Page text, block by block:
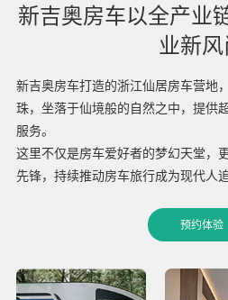
新吉奥房车以全产业
业新风
新吉奥房车打造的浙江仙居房车营地
珠，坐落于仙境般的自然之中，提供
服务。
这里不仅是房车爱好者的梦幻天堂，
先锋，持续推动房车旅行成为现代人
预约体验